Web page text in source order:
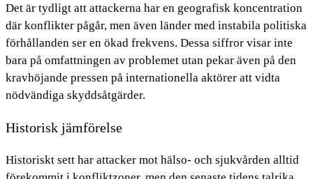
Det är tydligt att attackerna har en geografisk koncentration
där konflikter pågår, men även länder med instabila politiska
förhållanden ser en ökad frekvens. Dessa siffror visar inte
bara på omfattningen av problemet utan pekar även på den
kravhöjande pressen på internationella aktörer att vidta
nödvändiga skyddsåtgärder.
Historisk jämförelse
Historiskt sett har attacker mot hälso- och sjukvården alltid